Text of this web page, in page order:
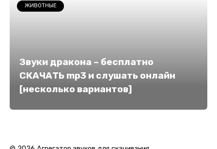
ЖИВОТНЫЕ
Звуки дракона – бесплатно
СКАЧАТЬ mp3 и слушать онлайн
[несколько вариантов]